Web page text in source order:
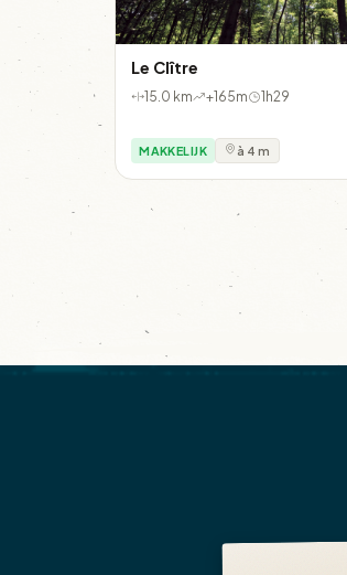
Le Clître
15.0 km +165m 1h29
MAKKELIJK à 4 m